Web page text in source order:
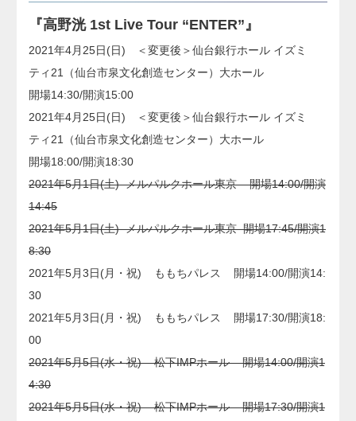
『高野洸 1st Live Tour “ENTER”』
2021年4月25日(日) ＜変更後＞仙台銀行ホール イズミ
ティ21（仙台市泉文化創造センター）大ホール
開場14:30/開演15:00
2021年4月25日(日) ＜変更後＞仙台銀行ホール イズミ
ティ21（仙台市泉文化創造センター）大ホール
開場18:00/開演18:30
2021年5月1日(土) メルパルクホール東京 開場14:00/開演
14:45
2021年5月1日(土) メルパルクホール東京 開場17:45/開演1
8:30
2021年5月3日(月・祝) ももちパレス 開場14:00/開演14:
30
2021年5月3日(月・祝) ももちパレス 開場17:30/開演18:
00
2021年5月5日(水・祝) 松下IMPホール 開場14:00/開演1
4:30
2021年5月5日(水・祝) 松下IMPホール 開場17:30/開演1